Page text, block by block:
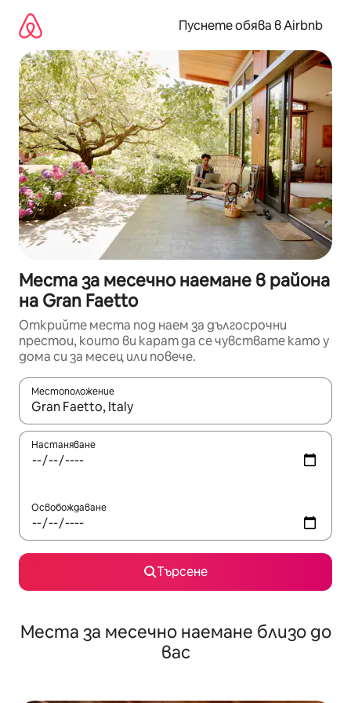
съдържанието
Пуснете обява в Airbnb
Места за месечно наемане в района
на Gran Faetto
Открийте места под наем за дългосрочни
престои, които ви карат да се чувствате като у
дома си за месец или повече.
Местоположение
Когато резултатите се покажат, използвайте
Настаняване
Освобождаване
Търсене
Места за месечно наемане близо до
вас